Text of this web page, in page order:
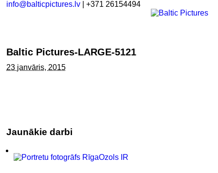
info@balticpictures.lv | +371 26154494
Baltic Pictures-LARGE-5121
23 janvāris, 2015
Jaunākie darbi
Ozols IR